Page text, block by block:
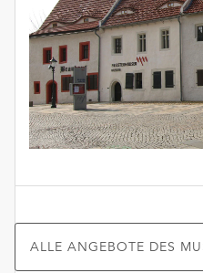
ALLE ANGEBOTE DES